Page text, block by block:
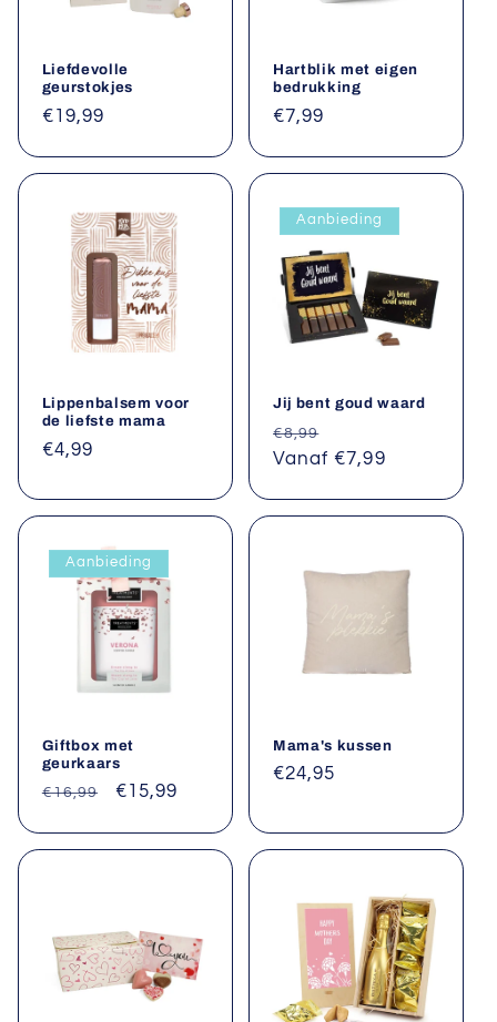
Liefdevolle
geurstokjes
Normale
€19,99
Hartblik met eigen
bedrukking
Normale
€7,99
Lippenbalsem voor
de liefste mama
Normale
€4,99
Aanbieding
Jij bent goud waard
Normale
prijs
€8,99
Vanaf €7,99
Aanbieding
Giftbox met
geurkaars
Normale
€16,99 Aanbiedingsprijs
€15,99
Mama's kussen
Normale
€24,95